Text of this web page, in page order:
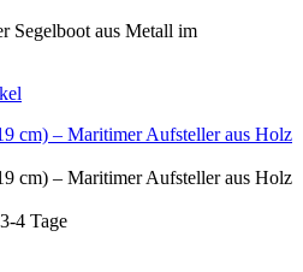
cm) – Maritimer Aufsteller aus Holz
cm) – Maritimer Aufsteller aus Holz
4 Tage